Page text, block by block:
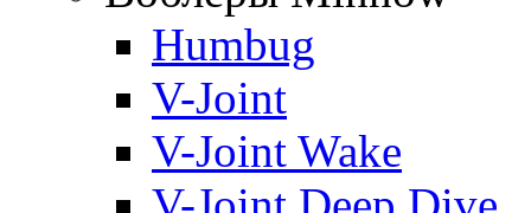
Humbug
V-Joint
V-Joint Wake